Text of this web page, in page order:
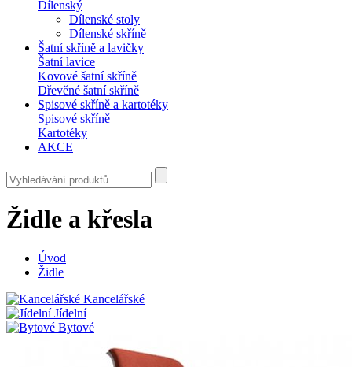
Dílenský
Dílenské stoly
Dílenské skříně
Šatní skříně a lavičky
Šatní lavice
Kovové šatní skříně
Dřevěné šatní skříně
Spisové skříně a kartotéky
Spisové skříně
Kartotéky
AKCE
Židle a křesla
Úvod
Židle
Kancelářské
Jídelní
Bytové